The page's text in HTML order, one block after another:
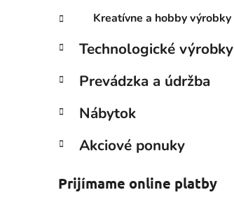
Kreatívne a hobby výrobky
Technologické výrobky
Prevádzka a údržba
Nábytok
Akciové ponuky
Prijímame online platby